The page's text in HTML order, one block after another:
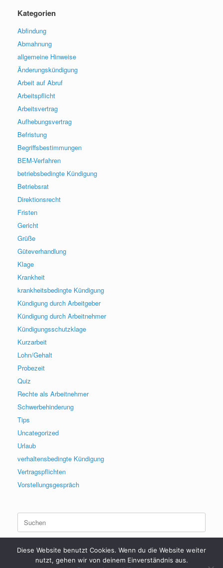
Kategorien
Abfindung
Abmahnung
allgemeine Hinweise
Änderungskündigung
Arbeit auf Abruf
Arbeitspflicht
Arbeitsvertrag
Aufhebungsvertrag
Befristung
Begriffsbestimmungen
BEM-Verfahren
betriebsbedingte Kündigung
Betriebsrat
Direktionsrecht
Fristen
Gericht
Grüße
Güteverhandlung
Klage
Krankheit
krankheitsbedingte Kündigung
Kündigung durch Arbeitgeber
Kündigung durch Arbeitnehmer
Kündigungsschutzklage
Kurzarbeit
Lohn/Gehalt
Probezeit
Quiz
Rechte als Arbeitnehmer
Schwerbehinderung
Tips
Uncategorized
Urlaub
verhaltensbedingte Kündigung
Vertragspflichten
Vorstellungsgespräch
Suchen
nach:
Diese Website benutzt Cookies. Wenn du die Website weiter
nutzt, gehen wir von deinem Einverständnis aus.